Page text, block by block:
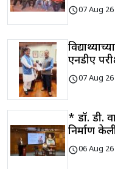
schedule07 Aug 26
एनडीए
schedule07 Aug 26
* डॉ. डी.
निर्माण
schedule06 Aug 26